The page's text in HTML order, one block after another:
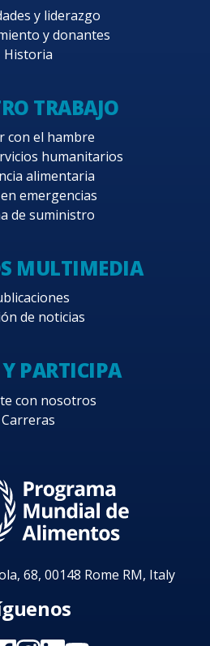
y liderazgo
y donantes
Historia
TRABAJO
con el hambre
humanitarios
alimentaria
emergencias
de suministro
MULTIMEDIA
de noticias
PARTICIPA
con nosotros
Carreras
68, 00148 Rome RM, Italy